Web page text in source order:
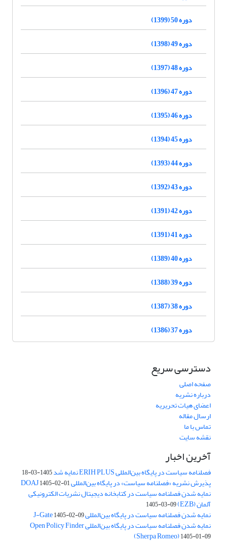
دوره 50 (1399)
دوره 49 (1398)
دوره 48 (1397)
دوره 47 (1396)
دوره 46 (1395)
دوره 45 (1394)
دوره 44 (1393)
دوره 43 (1392)
دوره 42 (1391)
دوره 41 (1391)
دوره 40 (1389)
دوره 39 (1388)
دوره 38 (1387)
دوره 37 (1386)
دسترسی سریع
صفحه اصلی
درباره نشریه
اعضای هیات تحریریه
ارسال مقاله
تماس با ما
نقشه سایت
آخرین اخبار
فصلنامه سیاست در پایگاه بین‌المللی ERIH PLUS نمایه شد 1405-03-18
پذیرش نشریه «فصلنامه سیاست» در پایگاه بین‌المللی DOAJ1405-02-01
نمایه شدن فصلنامه سیاست در کتابخانه دیجیتال نشریات الکترونیکی
آلمان (EZB) 1405-03-09
نمایه شدن فصلنامه سیاست در پایگاه بین‌المللی J-Gate1405-02-09
نمایه شدن فصلنامه سیاست در پایگاه بین‌المللی Open Policy Finder
(Sherpa Romeo)1405-01-09